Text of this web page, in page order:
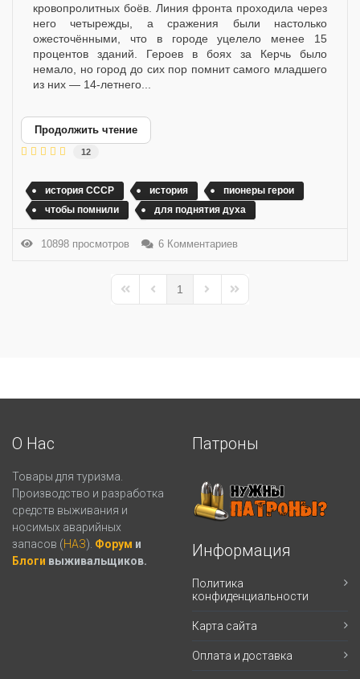
кровопролитных боёв. Линия фронта проходила через
него четырежды, а сражения были настолько
ожесточёнными, что в городе уцелело менее 15
процентов зданий. Героев в боях за Керчь было
немало, но город до сих пор помнит самого младшего
из них — 14-летнего...
Продолжить чтение
12
история СССР история
пионеры герои
чтобы помнили
для поднятия духа
10898 просмотров 6 Комментариев
First PagePrevious Page
1
Next PageLast Page
О Нас
Товары для туризма.
Производство и разработка
средств выживания и
носимых аварийных
запасов (НАЗ). Форум и
Блоги выживальщиков.
Патроны
Информация
Политика
конфиденциальности
Карта сайта
Оплата и доставка